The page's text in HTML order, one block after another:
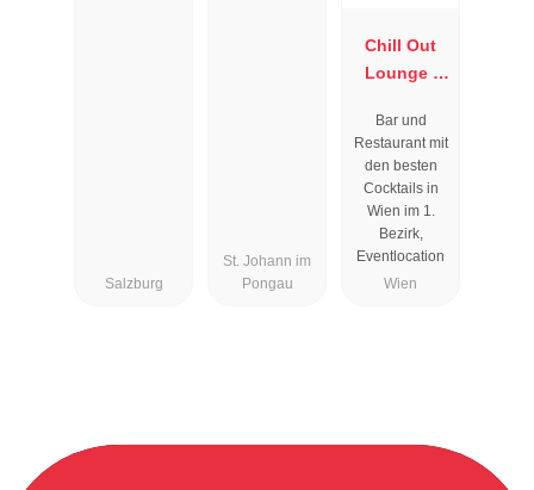
Salzburg
St. Johann im
Pongau
Chill Out
Lounge I
Wien
Bar und
Restaurant mit
den besten
Cocktails in
Wien im 1.
Bezirk,
Eventlocation
Wien